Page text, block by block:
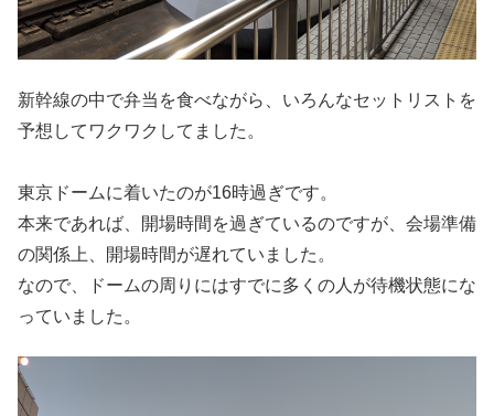
新幹線の中で弁当を食べながら、いろんなセットリストを
予想してワクワクしてました。
東京ドームに着いたのが16時過ぎです。
本来であれば、開場時間を過ぎているのですが、会場準備
の関係上、開場時間が遅れていました。
なので、ドームの周りにはすでに多くの人が待機状態にな
っていました。